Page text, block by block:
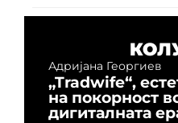
Адријана Георгиев
„Tradwife“,
на покорност
дигиталната